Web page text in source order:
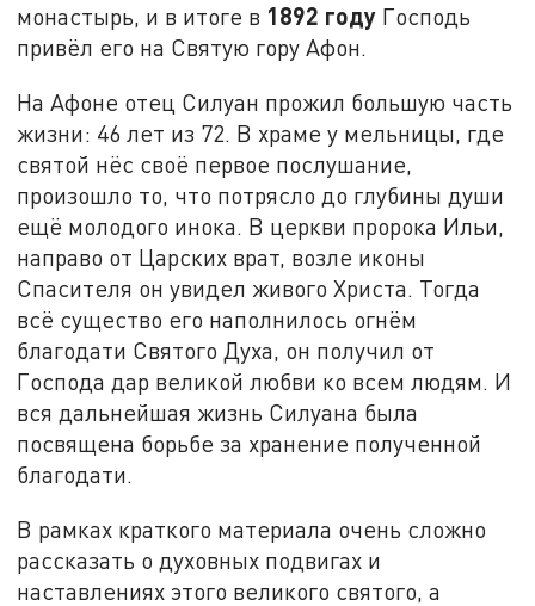
монастырь, и в итоге в 1892 году Господь
привёл его на Святую гору Афон.
На Афоне отец Силуан прожил большую часть
жизни: 46 лет из 72. В храме у мельницы, где
святой нёс своё первое послушание,
произошло то, что потрясло до глубины души
ещё молодого инока. В церкви пророка Ильи,
направо от Царских врат, возле иконы
Спасителя он увидел живого Христа. Тогда
всё существо его наполнилось огнём
благодати Святого Духа, он получил от
Господа дар великой любви ко всем людям. И
вся дальнейшая жизнь Силуана была
посвящена борьбе за хранение полученной
благодати.
В рамках краткого материала очень сложно
рассказать о духовных подвигах и
наставлениях этого великого святого, а